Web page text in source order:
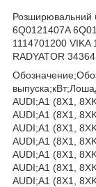
Розширювальний
6Q0121407A
1114701200 VIKA
RADYATOR
AUDI;A1 (8X1,
AUDI;A1 (8X1,
AUDI;A1 (8X1,
AUDI;A1 (8X1,
AUDI;A1 (8X1,
AUDI;A1 (8X1,
AUDI;A1 (8X1,